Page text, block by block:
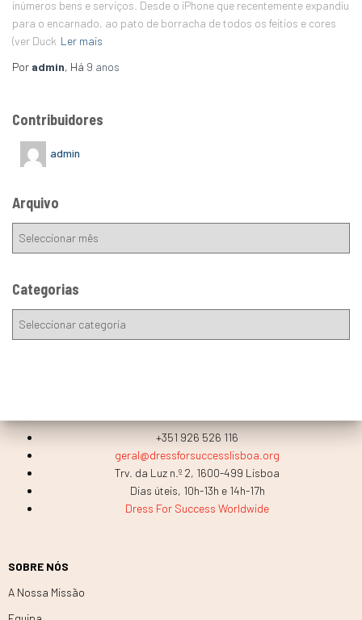
inúmeros bens e serviços. Desde o iPhone que recentemente expandiu
para o encarnado, ao pato de borracha de todos os feitios e cores
(ver Duck Ler mais
Por admin, Há 9 anos
Contribuidores
admin
Arquivo
Categorias
+351 926 526 116
geral@dressforsuccesslisboa.org
Trv. da Luz n.º 2, 1600-499 Lisboa
Dias úteis, 10h-13h e 14h-17h
Dress For Success Worldwide
SOBRE NÓS
A Nossa Missão